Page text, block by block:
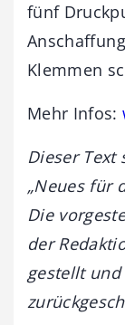
fünf
Klemmen
Mehr Infos:
Dieser Text
„Neues für
Die
der
gestellt